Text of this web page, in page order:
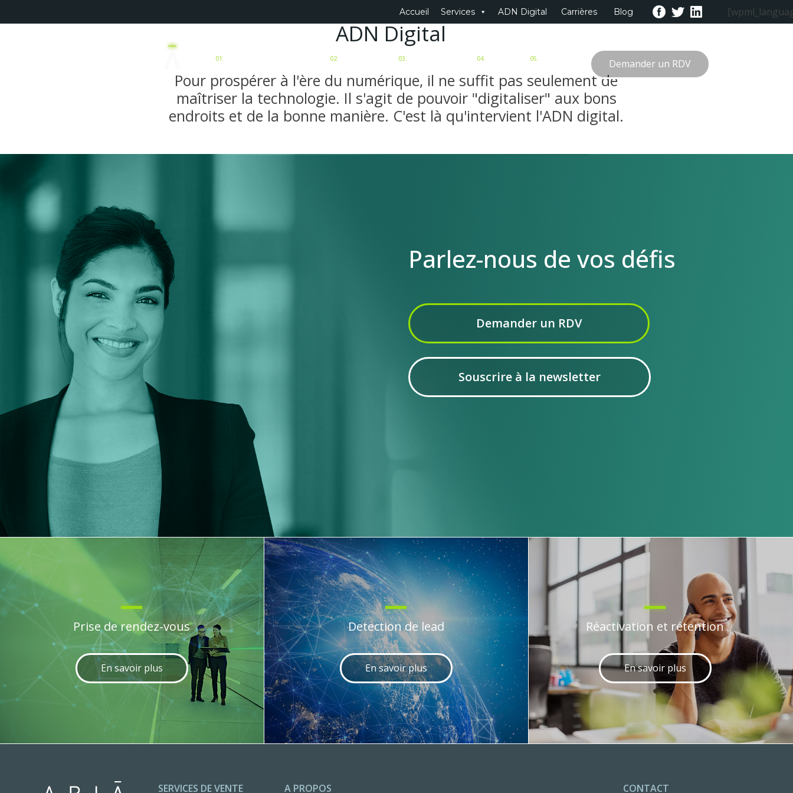
Accueil Services ADN Digital Carrières Blog
01. 02. 03. 04. 05. Demander un RDV
ADN Digital
Pour prospérer à l'ère du numérique, il ne suffit pas seulement de
maîtriser la technologie. Il s'agit de pouvoir "digitaliser" aux bons
endroits et de la bonne manière. C'est là qu'intervient l'ADN digital.
Parlez-nous de vos défis
Demander un RDV
Souscrire à la newsletter
Prise de rendez-vous
En savoir plus
Detection de lead
En savoir plus
Réactivation et rétention
En savoir plus
SERVICES DE VENTE A PROPOS CONTACT